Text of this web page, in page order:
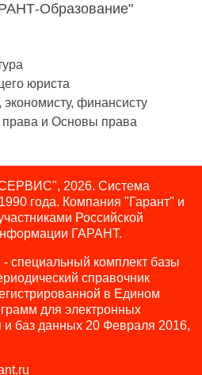
Образование"
юриста
экономисту, финансисту
права и Основы права
2026. Система
года. Компания "Гарант" и
Российской
ГАРАНТ.
специальный комплект базы
справочник
в Едином
для электронных
баз данных 20 Февраля 2016,